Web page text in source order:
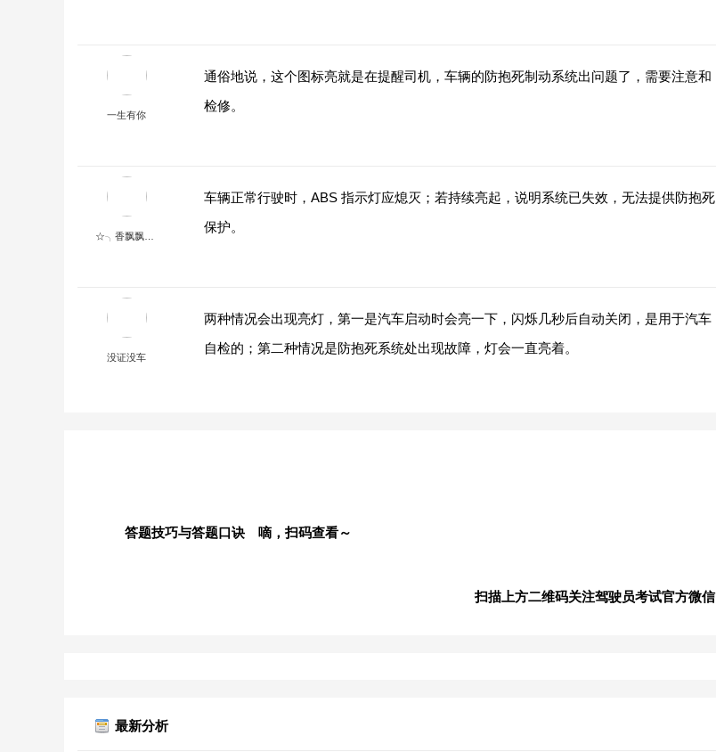
一生有你
通俗地说，这个图标亮就是在提醒司机，车辆的防抱死制动系统出问题了，需要注意和
检修。
车辆正常行驶时，ABS 指示灯应熄灭；若持续亮起，说明系统已失效，无法提供防抱死
保护。
没证没车
两种情况会出现亮灯，第一是汽车启动时会亮一下，闪烁几秒后自动关闭，是用于汽车
自检的；第二种情况是防抱死系统处出现故障，灯会一直亮着。
答题技巧与答题口诀 嘀，扫码查看～
扫描上方二维码关注驾驶员考试官方微信
最新分析